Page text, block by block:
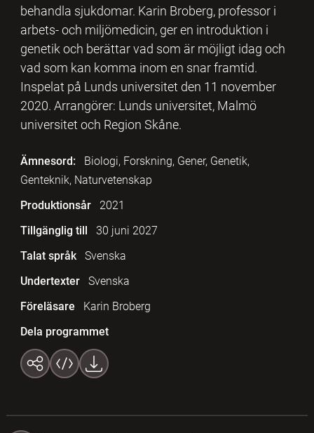
behandla sjukdomar. Karin Broberg, professor i
arbets- och miljömedicin, ger en introduktion i
genetik och berättar vad som är möjligt idag och
vad som kan komma inom en snar framtid.
Inspelat på Lunds universitet den 11 november
2020. Arrangörer: Lunds universitet, Malmö
universitet och Region Skåne.
Ämnesord:
Biologi, Forskning, Gener, Genetik,
Genteknik, Naturvetenskap
Produktionsår
2021
Tillgänglig till
30 juni 2027
Talat språk
Svenska
Undertexter
Svenska
Föreläsare
Karin Broberg
Dela programmet